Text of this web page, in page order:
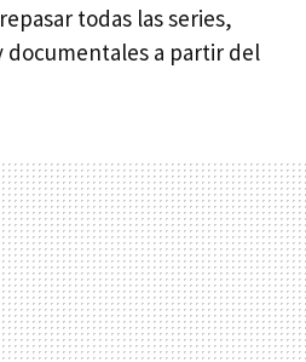
todas las series,
documentales a partir del